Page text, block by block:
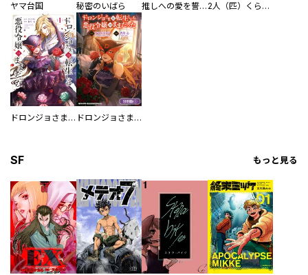
ヤマ台国 秘密のいばら 推しへの愛を誓いますか？～アラサー女子、推しは逃げぬが人生逃げる～ 2人（匹）くらし。
ドロンジョさまは転生しても悪役令嬢のままだった ドロンジョさまは転生しても悪役令嬢のままだった【分冊版】
SF もっと見る